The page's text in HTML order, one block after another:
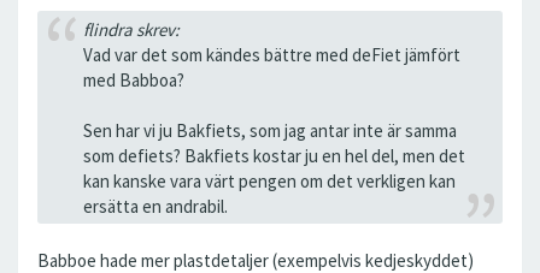
flindra skrev:
Vad var det som kändes bättre med deFiet jämfört
med Babboa?
Sen har vi ju Bakfiets, som jag antar inte är samma
som defiets? Bakfiets kostar ju en hel del, men det
kan kanske vara värt pengen om det verkligen kan
ersätta en andrabil.
Babboe hade mer plastdetaljer (exempelvis kedjeskyddet)